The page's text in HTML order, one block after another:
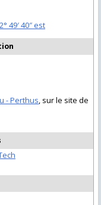
49′ 40″ est
- Perthus, sur le site de